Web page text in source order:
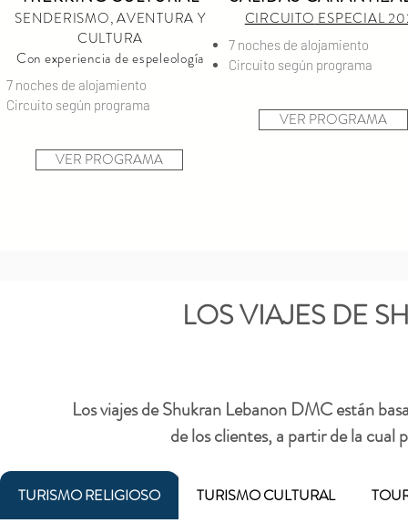
SENDERISMO, AVENTURA Y
CULTURA
Con experiencia de espeleología
7 noches de alojamiento
Circuito según programa
VER PROGRAMA
CIRCUITO ESPECIAL
7 noches de alojamiento
Circuito según programa
VER PROGRAMA
LOS VIAJES DE
Los viajes de Shukran Lebanon DMC están
de los clientes, a partir de la
TURISMO RELIGIOSO TURISMO CULTURAL